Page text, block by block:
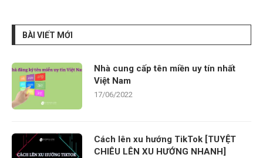
BÀI VIẾT MỚI
Nhà cung cấp tên miền uy tín nhất
Việt Nam
17/06/2022
Cách lên xu hướng TikTok [TUYỆT
CHIÊU LÊN XU HƯỚNG NHANH]